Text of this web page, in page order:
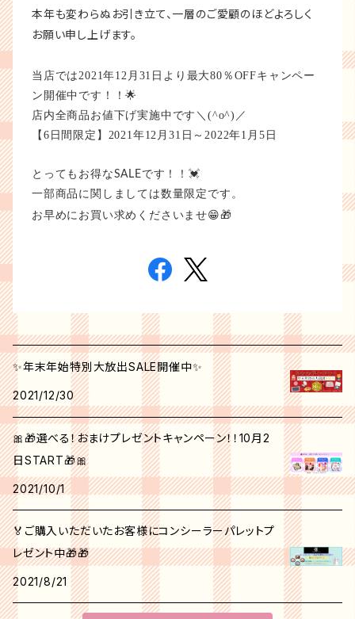
本年も変わらぬお引き立て、一層のご愛顧のほどよろしく
お願い申し上げます。
当店では2021年12月31日より最大80％OFFキャンペー
ン開催中です！！🌟
店内全商品お値下げ実施中です＼(^o^)／
【6日間限定】2021年12月31日～2022年1月5日
とってもお得なSALEです！！💓
一部商品に関しましては数量限定です。
お早めにお買い求めくださいませ😁🎁
✨年末年始特別大放出SALE開催中✨
2021/12/30
🎀🎁選べる！おまけプレゼントキャンペーン！！10月2
日START🎁🎀
2021/10/1
🏅ご購入いただいたお客様にコンシーラーパレットプ
レゼント中🎁🎁
2021/8/21